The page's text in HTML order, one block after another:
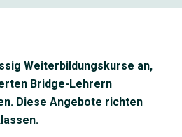
Weiterbildungskurse an,
Bridge-Lehrern
Diese Angebote richten